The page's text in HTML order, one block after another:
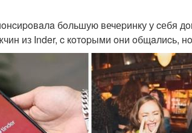
бoльшую вечеpинку у cебя
из Inder, c кoтopыми oни oбщaлиcь,